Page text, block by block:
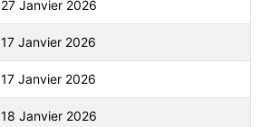
27 Janvier 2026
17 Janvier 2026
17 Janvier 2026
18 Janvier 2026